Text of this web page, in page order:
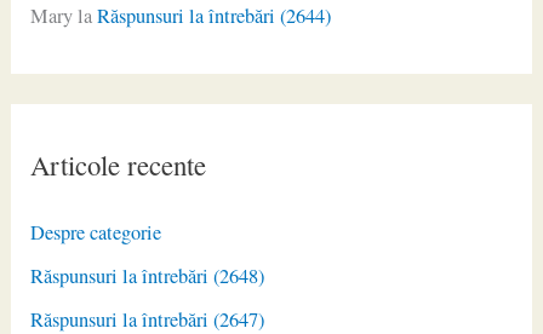
MarylaRăspunsuri la întrebări (2644)
Articole recente
Despre categorie
Răspunsuri la întrebări (2648)
Răspunsuri la întrebări (2647)